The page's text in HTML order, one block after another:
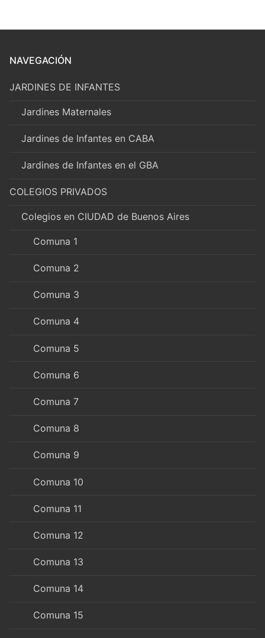
NAVEGACIÓN
JARDINES DE INFANTES
Jardines Maternales
Jardines de Infantes en CABA
Jardines de Infantes en el GBA
COLEGIOS PRIVADOS
Colegios en CIUDAD de Buenos Aires
Comuna 1
Comuna 2
Comuna 3
Comuna 4
Comuna 5
Comuna 6
Comuna 7
Comuna 8
Comuna 9
Comuna 10
Comuna 11
Comuna 12
Comuna 13
Comuna 14
Comuna 15